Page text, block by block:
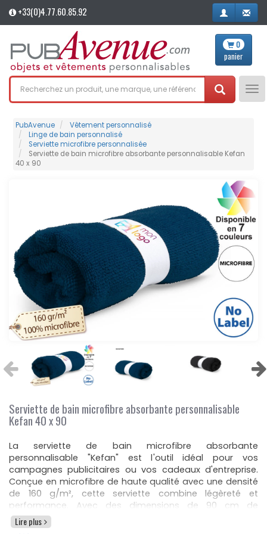
+33(0)4.77.60.85.92
0
panier
PubAvenue
Vêtement personnalisé
Linge de bain personnalisé
Serviette microfibre personnalisée
Serviette de bain microfibre absorbante personnalisable Kefan
40 x 90
Serviette de bain microfibre absorbante personnalisable
Kefan 40 x 90
La serviette de bain microfibre absorbante
personnalisable "Kefan" est l'outil idéal pour vos
campagnes publicitaires ou vos cadeaux d'entreprise.
Conçue en microfibre de haute qualité avec une densité
de 160 g/m², cette serviette combine légèreté et
performance. Avec des dimensions de 90 cm de
longueur et 40 cm de hauteur, pour un poids de
seulement 62 g, elle est pratique à transporter, que ce
Lire plus